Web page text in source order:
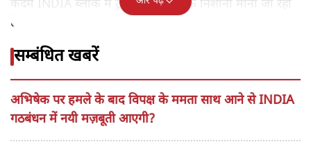
कदम INDIA ब्लॉक में टूट की औपचारिक निशानी माना जा रहा
है।
सम्बंधित खबरें
अभिषेक पर हमले के बाद विपक्ष के ममता साथ आने से INDIA
गठबंधन में नयी मज़बूती आएगी?